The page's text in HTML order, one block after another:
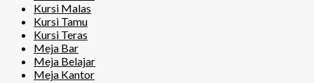
Kursi Malas
Kursi Tamu
Kursi Teras
Meja Bar
Meja Belajar
Meja Kantor